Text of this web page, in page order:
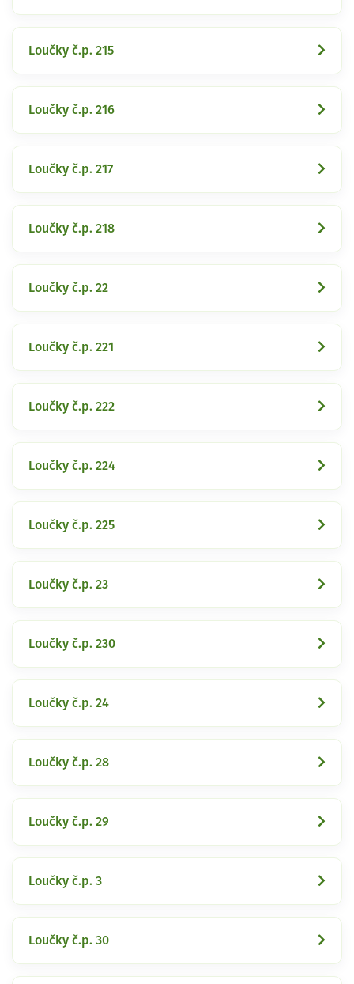
Loučky č.p. 215
Loučky č.p. 216
Loučky č.p. 217
Loučky č.p. 218
Loučky č.p. 22
Loučky č.p. 221
Loučky č.p. 222
Loučky č.p. 224
Loučky č.p. 225
Loučky č.p. 23
Loučky č.p. 230
Loučky č.p. 24
Loučky č.p. 28
Loučky č.p. 29
Loučky č.p. 3
Loučky č.p. 30